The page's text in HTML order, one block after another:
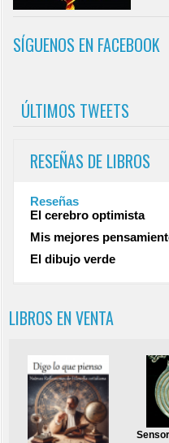
SÍGUENOS EN FACEBOOK
ÚLTIMOS TWEETS
RESEÑAS DE LIBROS
Reseñas
El cerebro optimista
Mis mejores
El dibujo verde
LIBROS EN VENTA